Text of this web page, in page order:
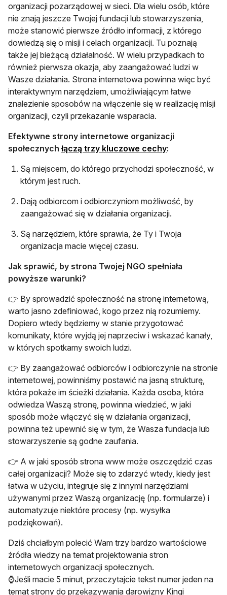
organizacji pozarządowej w sieci. Dla wielu osób, które
nie znają jeszcze Twojej fundacji lub stowarzyszenia,
może stanowić pierwsze źródło informacji, z którego
dowiedzą się o misji i celach organizacji. Tu poznają
także jej bieżącą działalność. W wielu przypadkach to
również pierwsza okazja, aby zaangażować ludzi w
Wasze działania. Strona internetowa powinna więc być
interaktywnym narzędziem, umożliwiającym łatwe
znalezienie sposobów na włączenie się w realizację misji
organizacji, czyli przekazanie wsparacia.
Efektywne strony internetowe organizacji
społecznychłączą trzy kluczowe cechyotwiera się w
:
Są miejscem, do którego przychodzi społeczność, w
którym jest ruch.
Dają odbiorcom i odbiorczyniom możliwość, by
zaangażować się w działania organizacji.
Są narzędziem, które sprawia, że Ty i Twoja
organizacja macie więcej czasu.
Jak sprawić, by strona Twojej NGO spełniała
powyższe warunki?
👉 By sprowadzić społeczność na stronę internetową,
warto jasno zdefiniować, kogo przez nią rozumiemy.
Dopiero wtedy będziemy w stanie przygotować
komunikaty, które wyjdą jej naprzeciw i wskazać kanały,
w których spotkamy swoich ludzi.
👉 By zaangażować odbiorców i odbiorczynie na stronie
internetowej, powinniśmy postawić na jasną strukturę,
która pokaże im ścieżki działania. Każda osoba, która
odwiedza Waszą stronę, powinna wiedzieć, w jaki
sposób może włączyć się w działania organizacji,
powinna też upewnić się w tym, że Wasza fundacja lub
stowarzyszenie są godne zaufania.
👉 A w jaki sposób strona www może oszczędzić czas
całej organizacji? Może się to zdarzyć wtedy, kiedy jest
łatwa w użyciu, integruje się z innymi narzędziami
używanymi przez Waszą organizację (np. formularze) i
automatyzuje niektóre procesy (np. wysyłka
podziękowań).
Dziś chciałbym polecić Wam trzy bardzo wartościowe
źródła wiedzy na temat projektowania stron
internetowych organizacji społecznych.
⌚Jeśli macie 5 minut, przeczytajcie tekst numer jeden na
temat strony do przekazywania darowizny Kingi